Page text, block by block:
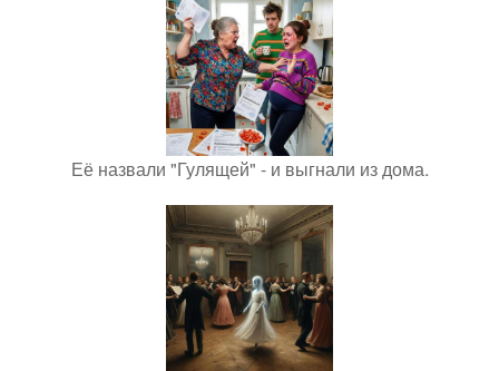
Её назвали "Гулящей" - и выгнали из дома.